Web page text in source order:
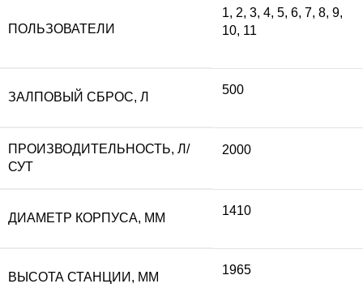
ПОЛЬЗОВАТЕЛИ
1, 2, 3, 4, 5, 6, 7, 8, 9,
10, 11
ЗАЛПОВЫЙ СБРОС, Л
500
ПРОИЗВОДИТЕЛЬНОСТЬ, Л/
СУТ
2000
ДИАМЕТР КОРПУСА, ММ
1410
ВЫСОТА СТАНЦИИ, ММ
1965